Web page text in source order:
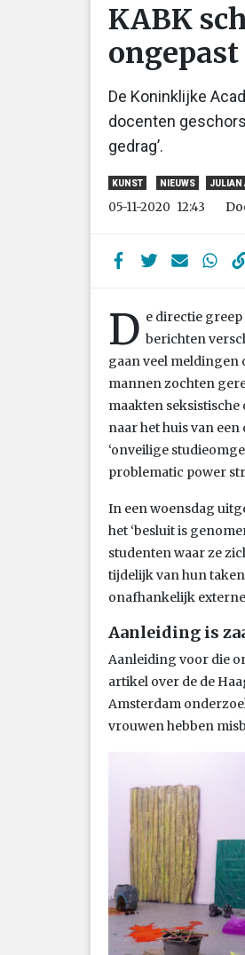
KABK
De Koninklijke
docenten
gedrag’.
KUNST NIEUWS JULIAN
05-11-2020 12:43
D e directie
berichten
gaan veel meldingen
mannen zochten
maakten
naar het huis van
‘onveilige
problematic power
In een woensdag
het ‘besluit is
studenten waar ze
tijdelijk van hun
onafhankelijk
Aanleiding is
Aanleiding voor die
artikel over de de
Amsterdam
vrouwen hebben